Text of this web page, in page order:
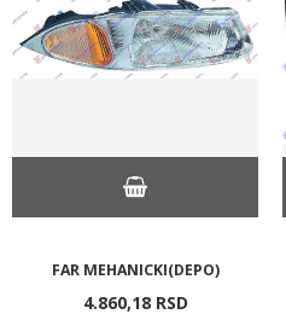
FAR MEHANICKI(DEPO)
4.860,18 RSD